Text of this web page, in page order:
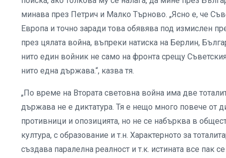
минава през Петрич и Малко Търново. „Ясно е, че
Европа и точно заради това обявява под измислен
през цялата война, въпреки натиска на Берлин,
нито един войник не само на фронта срещу
нито една държава.“, казва тя.
„По време на Втората световна война има две
държава не е диктатура. Тя е нещо много повече от
противници и опозицията, но не се набърква в
култура, с образование и т.н. Характерното за
създава паралелна реалност и т.к. истината все пак